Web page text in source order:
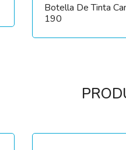
Botella De Tinta
190